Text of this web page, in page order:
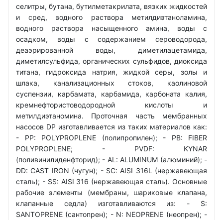
селитры, бутана, бутилметакрилата, вязких жидкостей
и сред, водного раствора метилдиэтаноламина,
водного раствора насыщенного амина, воды с
осадком, воды с содержанием сероводорода,
деаэрированной воды, диметилацетамида,
диметилсульфида, органических сульфидов, диоксида
титана, гидроксида натрия, жидкой серы, золы и
шлака, канализационных стоков, каолиновой
суспензии, карбамата, карбамида, карбоната калия,
кремнефтористоводородной кислоты и
метилдиэтаномина. Проточная часть мембранных
насосов DP изготавливается из таких материалов как:
- РР: POLYPROPLENE (полипропилен); - PB: FIBER
POLYPROPLENE; - PVDF: KYNAR
(поливинилиденфторид); - AL: ALUMINUM (алюминий); -
DD: CAST IRON (чугун); - SC: АІSI 316L (нержавеющая
сталь); - SS: АІSI 316 (нержавеющая сталь). Основные
рабочие элементы (мембраны, шариковые клапана,
клапанные седла) изготавливаются из: - S:
SANTOPRENE (сантопрен); - N: NEOPRENE (неопрен); -